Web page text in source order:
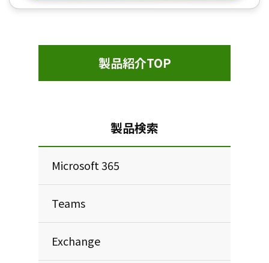
製品紹介TOP
製品検索
Microsoft 365
Teams
Exchange